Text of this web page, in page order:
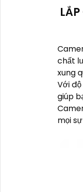
chất
xung
Với
giúp
mọi